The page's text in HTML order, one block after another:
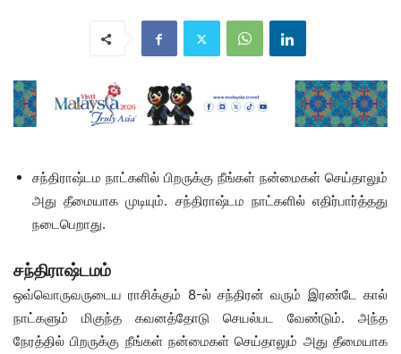
சந்திராஷ்டம நாட்களில் பிறருக்கு நீங்கள் நன்மைகள் செய்தாலும்
அது தீமையாக முடியும். சந்திராஷ்டம நாட்களில் எதிர்பார்த்தது
நடைபெறாது.
சந்திராஷ்டமம்
ஒவ்வொருவருடைய ராசிக்கும் 8-ல் சந்திரன் வரும் இரண்டே கால்
நாட்களும் மிகுந்த கவனத்தோடு செயல்பட வேண்டும். அந்த
நேரத்தில் பிறருக்கு நீங்கள் நன்மைகள் செய்தாலும் அது தீமையாக